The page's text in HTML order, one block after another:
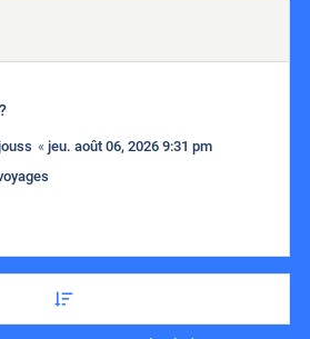
« jeu. août 06, 2026 9:31 pm